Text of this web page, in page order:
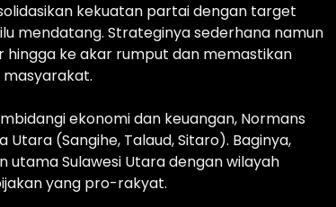
kekuatan partai dengan target
mendatang. Strateginya sederhana namun
ke akar rumput dan memastikan
ekonomi dan keuangan, Normans
(Sangihe, Talaud, Sitaro). Baginya,
Sulawesi Utara dengan wilayah
yang pro-rakyat.